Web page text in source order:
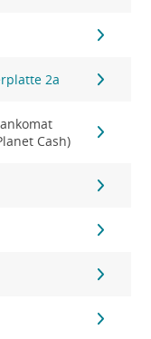
2a
Cash)